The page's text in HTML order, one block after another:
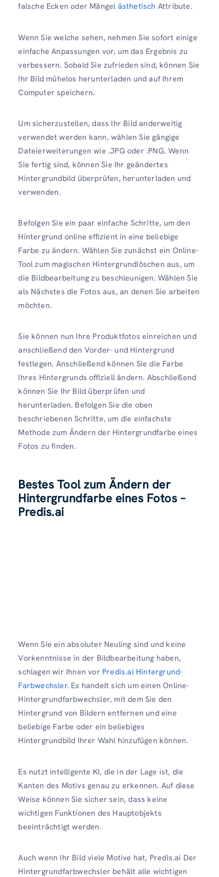
falsche Ecken oder Mängel ästhetisch Attribute.
Wenn Sie welche sehen, nehmen Sie sofort einige
einfache Anpassungen vor, um das Ergebnis zu
verbessern. Sobald Sie zufrieden sind, können Sie
Ihr Bild mühelos herunterladen und auf Ihrem
Computer speichern.
Um sicherzustellen, dass Ihr Bild anderweitig
verwendet werden kann, wählen Sie gängige
Dateierweiterungen wie .JPG oder .PNG. Wenn
Sie fertig sind, können Sie Ihr geändertes
Hintergrundbild überprüfen, herunterladen und
verwenden.
Befolgen Sie ein paar einfache Schritte, um den
Hintergrund online effizient in eine beliebige
Farbe zu ändern. Wählen Sie zunächst ein Online-
Tool zum magischen Hintergrundlöschen aus, um
die Bildbearbeitung zu beschleunigen. Wählen Sie
als Nächstes die Fotos aus, an denen Sie arbeiten
möchten.
Sie können nun Ihre Produktfotos einreichen und
anschließend den Vorder- und Hintergrund
festlegen. Anschließend können Sie die Farbe
Ihres Hintergrunds offiziell ändern. Abschließend
können Sie Ihr Bild überprüfen und
herunterladen. Befolgen Sie die oben
beschriebenen Schritte, um die einfachste
Methode zum Ändern der Hintergrundfarbe eines
Fotos zu finden.
Bestes Tool zum Ändern der
Hintergrundfarbe eines Fotos –
Predis.ai
Wenn Sie ein absoluter Neuling sind und keine
Vorkenntnisse in der Bildbearbeitung haben,
schlagen wir Ihnen vor Predis.ai Hintergrund-
Farbwechsler. Es handelt sich um einen Online-
Hintergrundfarbwechsler, mit dem Sie den
Hintergrund von Bildern entfernen und eine
beliebige Farbe oder ein beliebiges
Hintergrundbild Ihrer Wahl hinzufügen können.
Es nutzt intelligente KI, die in der Lage ist, die
Kanten des Motivs genau zu erkennen. Auf diese
Weise können Sie sicher sein, dass keine
wichtigen Funktionen des Hauptobjekts
beeinträchtigt werden.
Auch wenn Ihr Bild viele Motive hat, Predis.ai Der
Hintergrundfarbwechsler behält alle wichtigen